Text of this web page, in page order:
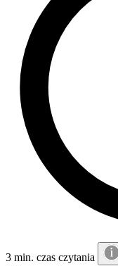
3 min. czas czytania